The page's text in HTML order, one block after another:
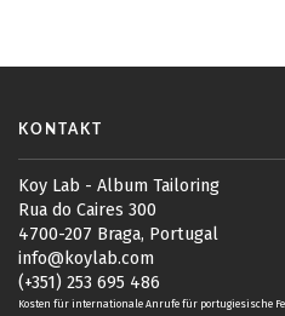
KONTAKT
Koy Lab - Album Tailoring
Rua do Caires 300
4700-207 Braga, Portugal
info@koylab.com
(+351) 253 695 486
Kosten für internationale Anrufe für portugiesische